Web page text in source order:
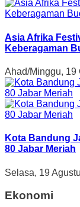
Asia Afrika
Keberagaman
Ahad/Minggu, 19
Kota Bandung
80 Jabar Meriah
Selasa, 19
Ekonomi